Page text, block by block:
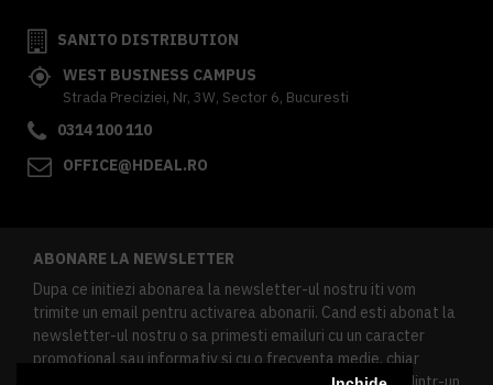
SANITO DISTRIBUTION
WEST BUSINESS CAMPUS
Strada Preciziei, Nr, 3W, Sector 6, Bucuresti
0314 100 110
OFFICE@HDEAL.RO
ABONARE LA NEWSLETTER
Dupa ce initiezi abonarea la newsletter-ul nostru iti vom
trimite un email pentru activarea abonarii. Cand esti abonat la
newsletter-ul nostru o sa primesti emailuri cu un caracter
promotional sau informativ si cu o frecventa medie, chiar